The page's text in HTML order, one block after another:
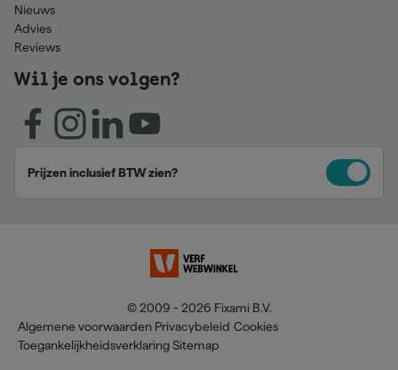
Nieuws
Advies
Reviews
Wil je ons volgen?
Prijzen inclusief BTW zien?
© 2009 - 2026 Fixami B.V.
Algemene voorwaarden Privacybeleid Cookies
Toegankelijkheidsverklaring Sitemap